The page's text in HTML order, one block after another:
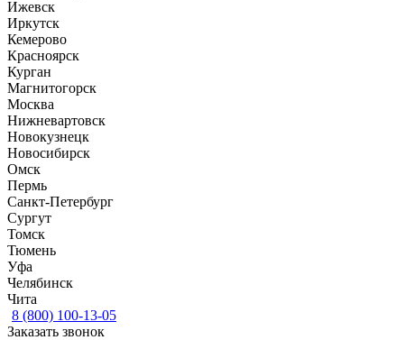
Ижевск
Иркутск
Кемерово
Красноярск
Курган
Магнитогорск
Москва
Нижневартовск
Новокузнецк
Новосибирск
Омск
Пермь
Санкт-Петербург
Сургут
Томск
Тюмень
Уфа
Челябинск
Чита
8 (800) 100-13-05
Заказать звонок